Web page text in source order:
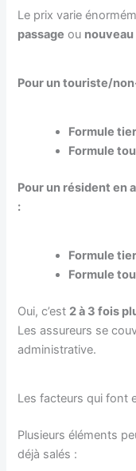
Le prix varie
passage ou
Pour un touriste/
Formule
Formule
Pour un résident en
:
Formule
Formule
Oui, c’est 2 à 3 fois
Les assureurs se
administrative.
Les facteurs qui font
Plusieurs éléments
déjà salés :